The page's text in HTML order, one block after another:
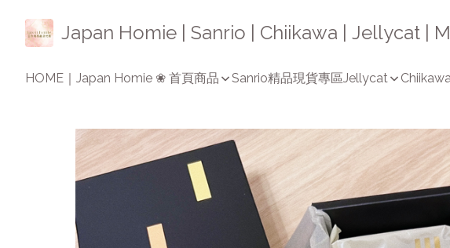
Japan Homie | Sanrio | Chiikawa | Jellycat |
HOME｜Japan Homie ❀ 首頁商品 Sanrio精品現貨專區Jellycat